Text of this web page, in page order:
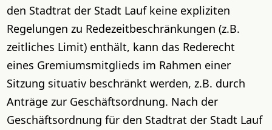
den Stadtrat der Stadt Lauf keine expliziten
Regelungen zu Redezeitbeschränkungen (z.B.
zeitliches Limit) enthält, kann das Rederecht
eines Gremiumsmitglieds im Rahmen einer
Sitzung situativ beschränkt werden, z.B. durch
Anträge zur Geschäftsordnung. Nach der
Geschäftsordnung für den Stadtrat der Stadt Lauf